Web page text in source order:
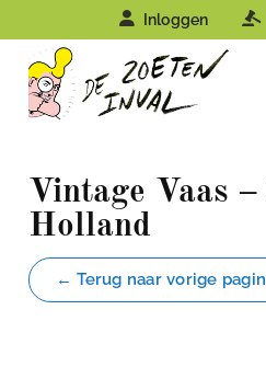
Inloggen
Vintage Vaas
Holland
← Terug naar vorige